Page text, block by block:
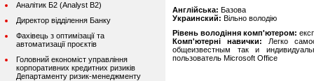
Аналітик Б2 (Analyst B2)
Директор відділення Банку
Фахівець з оптимізації та
автоматизації проєктів
Головний економіст управління
корпоративних кредитних ризиків
Департаменту ризик-менеджменту
Англійська: Базова
Украинский: Вільно володію
Рівень володіння комп'ютером:
Комп'ютерні навички: Легко
общеизвестным так и
пользователь Microsoft Office